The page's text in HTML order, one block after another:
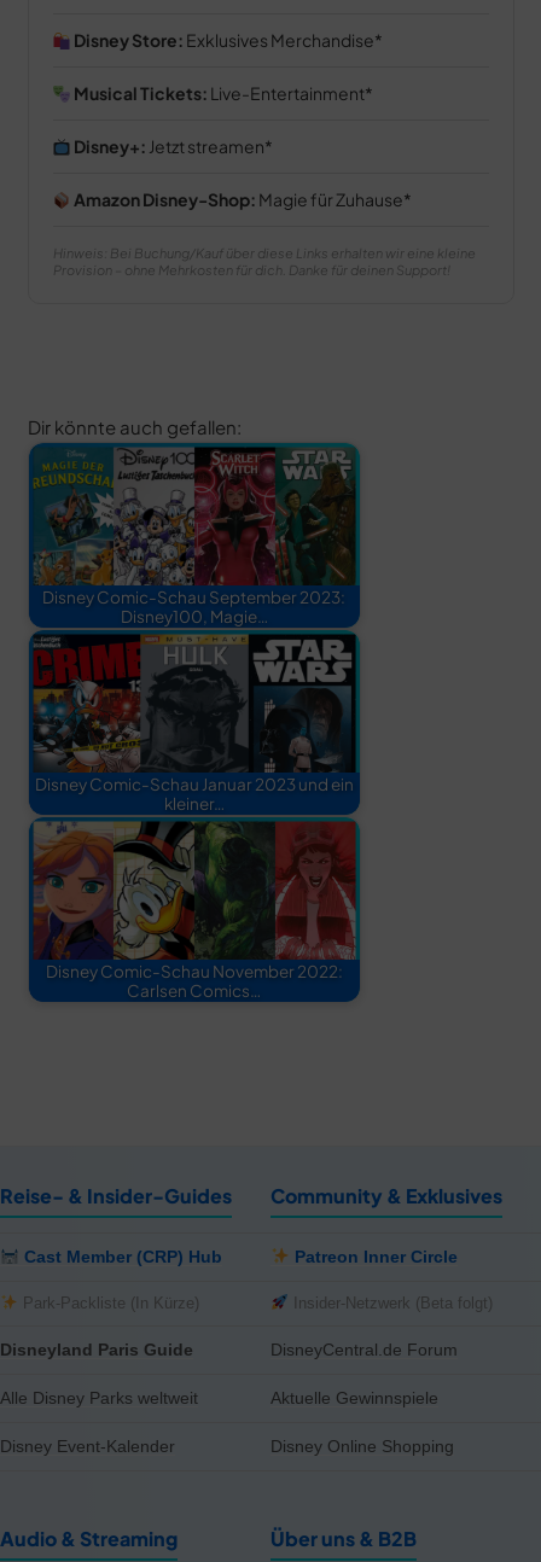
Disney Store: Exklusives Merchandise
Musical Tickets: Live-Entertainment
Disney+: Jetzt streamen
Amazon Disney-Shop: Magie für Zuhause
Hinweis: Bei Buchung/Kauf über diese Links erhalten wir eine kleine
Provision – ohne Mehrkosten für dich. Danke für deinen Support!
Dir könnte auch gefallen:
Disney Comic-Schau September 2023:
Disney100, Magie…
Disney Comic-Schau Januar 2023 und ein
kleiner…
Disney Comic-Schau November 2022:
Carlsen Comics…
Reise- & Insider-Guides
Cast Member (CRP) Hub
Park-Packliste (In Kürze)
Disneyland Paris Guide
Alle Disney Parks weltweit
Disney Event-Kalender
Community & Exklusives
Patreon Inner Circle
Insider-Netzwerk (Beta folgt)
DisneyCentral.de Forum
Aktuelle Gewinnspiele
Disney Online Shopping
Audio & Streaming Über uns & B2B